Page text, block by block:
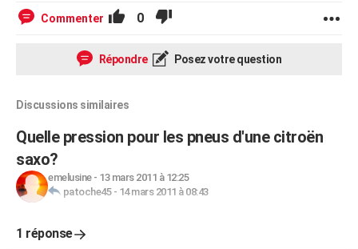
FORUM
Commenter 0
Répondre Posez votre question
Discussions similaires
Quelle pression pour les pneus d'une citroën
saxo?
emelusine- 13 mars 2011 à 12:25
patoche45- 14 mars 2011 à 08:43
1 réponse